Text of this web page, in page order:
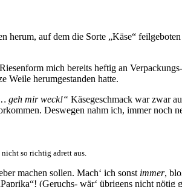
herum, auf dem die Sorte „Käse“
mich bereits heftig an
Weile herumgestanden hatte.
geh mir weck!“ Käsegeschmack war zwar
Deswegen nahm ich, immer noch
so richtig adrett aus.
machen sollen. Mach‘ ich sonst immer,
(Geruchs- wär‘ übrigens nicht